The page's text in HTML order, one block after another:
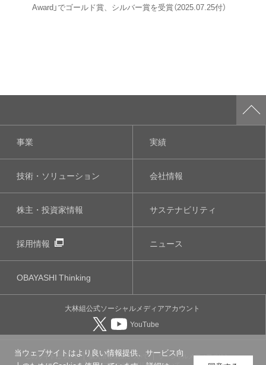
当ウェブサイトはより良い情報提供、サービス向
Award」でゴールド賞、シルバー賞を受賞（2025.07.25付）
事業 実績
技術・ソリューション 会社情報
株主・投資家情報 サステナビリティ
採用情報 ニュース
OBAYASHIThinking
大林組公式ソーシャルメディアアカウント
YouTube
このサイトについて 個人情報保護について
ソーシャルメディアポリシー